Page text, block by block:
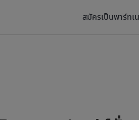
สมัครเป็นพาร์ทเ